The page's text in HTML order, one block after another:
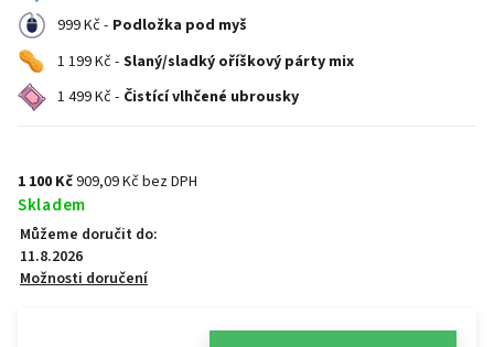
999 Kč - Podložka pod myš
1 199 Kč - Slaný/sladký oříškový párty mix
1 499 Kč - Čistící vlhčené ubrousky
1 100 Kč909,09 Kč bez DPH
Skladem
Můžeme doručit do:
11.8.2026
Možnosti doručení